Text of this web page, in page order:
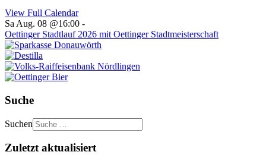
View Full Calendar
Sa Aug. 08 @16:00 -
Oettinger Stadtlauf 2026 mit Oettinger Stadtmeisterschaft
Suche
Suchen
Zuletzt aktualisiert